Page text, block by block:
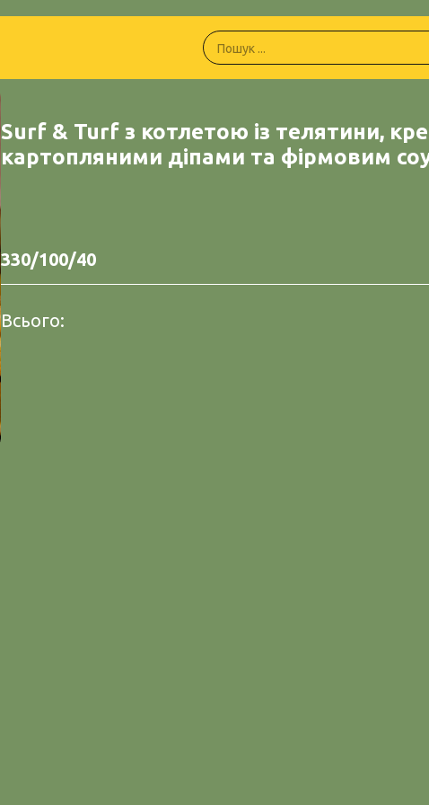
Surf & Turf з котлетою із телятини,
картопляними діпами та фірмовим
330/100/40
Всього: